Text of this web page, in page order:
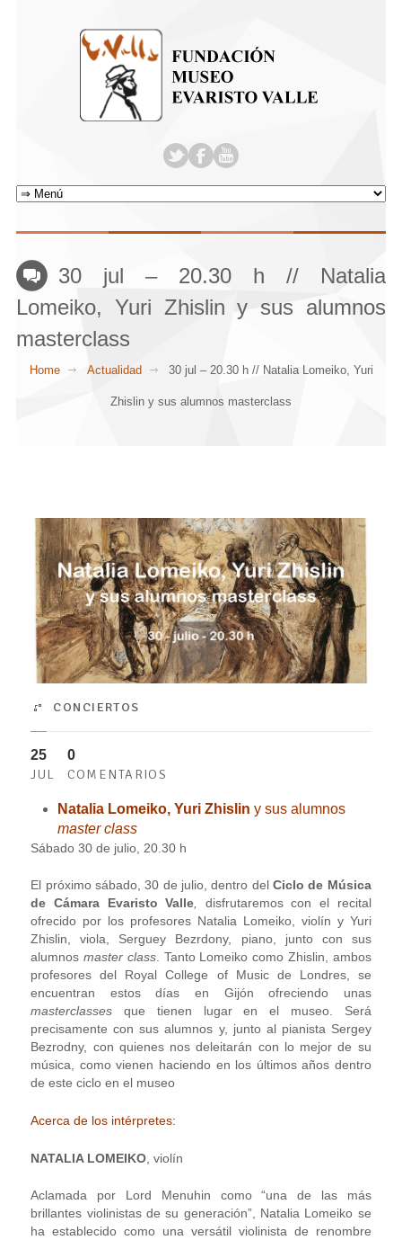
30 jul – 20.30 h // Natalia
Lomeiko, Yuri Zhislin y sus alumnos
masterclass
Home Actualidad 30 jul – 20.30 h // Natalia Lomeiko, Yuri
Zhislin y sus alumnos masterclass
CONCIERTOS
25
JUL
0
COMENTARIOS
Natalia Lomeiko, Yuri Zhisliny sus alumnos
master class
Sábado 30 de julio, 20.30 h
El próximo sábado, 30 de julio, dentro del Ciclo de Música
de Cámara Evaristo Valle, disfrutaremos con el recital
ofrecido por los profesores Natalia Lomeiko, violín y Yuri
Zhislin, viola, Serguey Bezrdony, piano, junto con sus
alumnosmaster class. Tanto Lomeiko como Zhislin, ambos
profesores del Royal College of Music de Londres, se
encuentran estos días en Gijón ofreciendo unas
masterclasses que tienen lugar en el museo. Será
precisamente con sus alumnos y, junto al pianista Sergey
Bezrodny, con quienes nos deleitarán con lo mejor de su
música, como vienen haciendo en los últimos años dentro
de este ciclo en el museo
Acerca de los intérpretes:
NATALIA LOMEIKO , violín
Aclamada por Lord Menuhin como “una de las más
brillantes violinistas de su generación”, Natalia Lomeiko se
ha establecido como una versátil violinista de renombre